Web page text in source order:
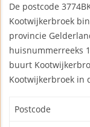
De postcode
Kootwijkerbroek
provincie
huisnummerreeks
buurt
Kootwijkerbroek in
Postcode